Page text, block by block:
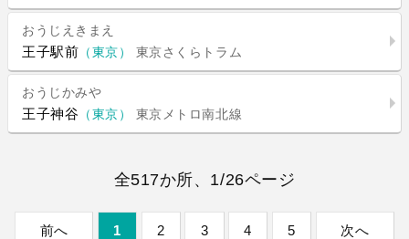
おうじえきまえ
王子駅前 （東京） 東京さくらトラム
おうじかみや
王子神谷 （東京） 東京メトロ南北線
全517か所、1/26ページ
前へ 1 2 3 4 5 次へ